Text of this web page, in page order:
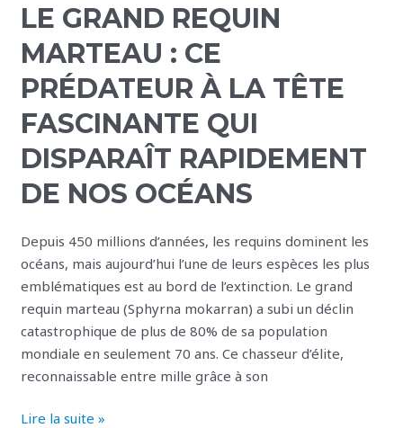
LE GRAND REQUIN
MARTEAU : CE
PRÉDATEUR À LA TÊTE
FASCINANTE QUI
DISPARAÎT RAPIDEMENT
DE NOS OCÉANS
Depuis 450 millions d’années, les requins dominent les
océans, mais aujourd’hui l’une de leurs espèces les plus
emblématiques est au bord de l’extinction. Le grand
requin marteau (Sphyrna mokarran) a subi un déclin
catastrophique de plus de 80% de sa population
mondiale en seulement 70 ans. Ce chasseur d’élite,
reconnaissable entre mille grâce à son
requin
marteau
:
ce
prédateur
à
la
tête
fascinante
disparaît
rapidement
de
nos
océans
Lire la suite »